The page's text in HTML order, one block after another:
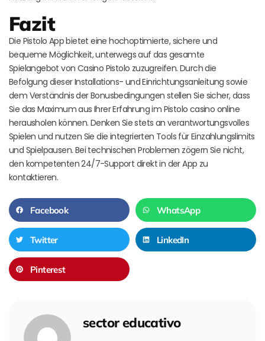
Fazit
Die Pistolo App bietet eine hochoptimierte, sichere und
bequeme Möglichkeit, unterwegs auf das gesamte
Spielangebot von Casino Pistolo zuzugreifen. Durch die
Befolgung dieser Installations- und Einrichtungsanleitung sowie
dem Verständnis der Bonusbedingungen stellen Sie sicher, dass
Sie das Maximum aus Ihrer Erfahrung im Pistolo casino online
herausholen können. Denken Sie stets an verantwortungsvolles
Spielen und nutzen Sie die integrierten Tools für Einzahlungslimits
und Spielpausen. Bei technischen Problemen zögern Sie nicht,
den kompetenten 24/7-Support direkt in der App zu
kontaktieren.
Facebook WhatsApp
Twitter LinkedIn
Pinterest
sector educativo